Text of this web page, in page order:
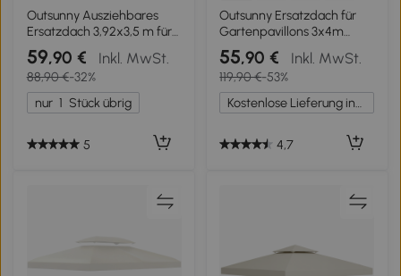
Outsunny Ausziehbares
Ersatzdach 3,92x3,5 m für
4x3 m Rahmen, Stoffdach
nur für Pavillon/Garten mit
8 Ablauflöchern, Grau
59,90 € Inkl. MwSt.
88,90 €-32%
nur 1 Stück übrig
5
4+
Outsunny Ersatzdach für
Gartenpavillons 3x4m
Polyester Kaffee
55,90 € Inkl. MwSt.
119,90 €-53%
Kostenlose Lieferung innerhalb Deutschlands
4,7